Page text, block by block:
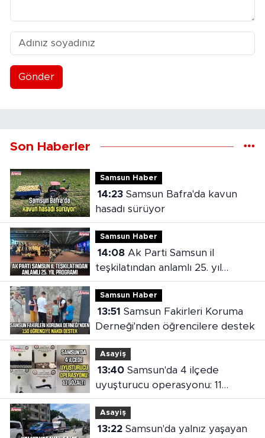
Gönder
Son Haberler
Samsun Haber
14:23Samsun Bafra'da kavun
hasadı sürüyor
Samsun Haber
14:08Ak Parti Samsun il
teşkilatından anlamlı 25. yıl
programı
Samsun Haber
13:51
Derneği'nden öğrencilere destek
Asayiş
13:40Samsun'da 4 ilçede
uyuşturucu operasyonu: 11
gözaltı
Asayiş
13:22Samsun'da yalnız yaşayan